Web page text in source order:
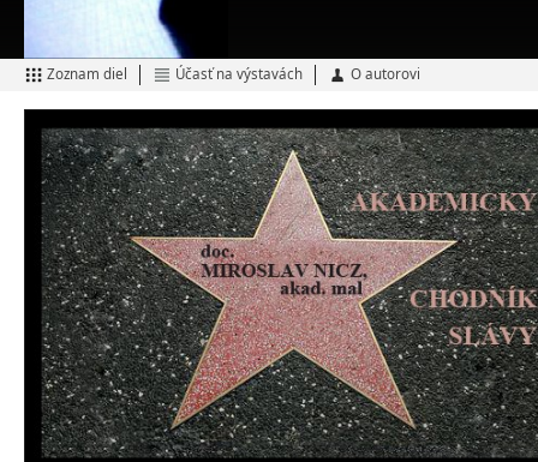
Zoznam diel Účasť na výstavách O autorovi